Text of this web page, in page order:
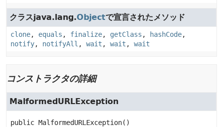
クラスjava.lang.Objectで宣言されたメソッド
clone, equals , finalize, getClass , hashCode,
notify, notifyAll , wait , wait , wait
コンストラクタの詳細
MalformedURLException
public MalformedURLException()